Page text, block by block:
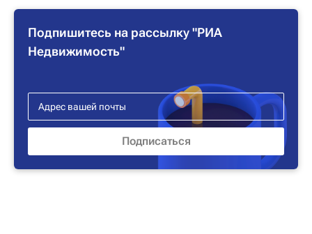
Подпишитесь на рассылку "РИА
Недвижимость"